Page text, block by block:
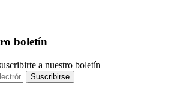
boletín
a nuestro boletín
Suscribirse